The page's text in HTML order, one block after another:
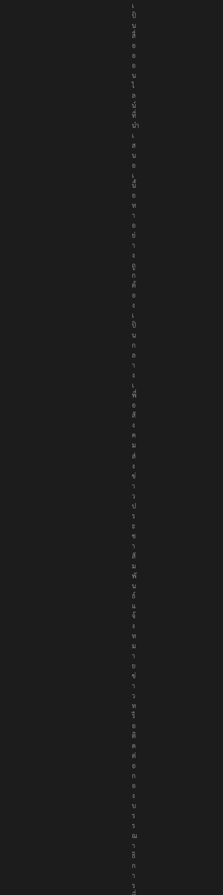
เ
ป็
น
สื่
อ
อ
อ
น
ไ
ล
น์
ที่
นำ
เ
ส
น
อ
เ
นื้
อ
ห
า
อ
ย่
า
ง
ถู
ก
ต้
อ
ง
เ
ป็
น
ก
ล
า
ง
เ
พื่
อ
สั
ง
ค
ม
ส่
ง
ข่
า
ว
ป
ร
ะ
ช
า
สั
ม
พั
น
ธ์
แ
จ้
ง
ห
ม
า
ย
ข่
า
ว
ห
รื
อ
ติ
ด
ต่
อ
ก
อ
ง
บ
ร
ร
ณ
า
ธิ
ก
า
ร